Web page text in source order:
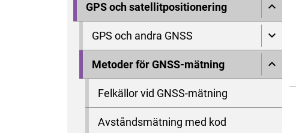
GPS och satellitpositionering
GPS och andra GNSS
Metoder för GNSS-mätning
Felkällor vid GNSS-mätning
Avståndsmätning med kod